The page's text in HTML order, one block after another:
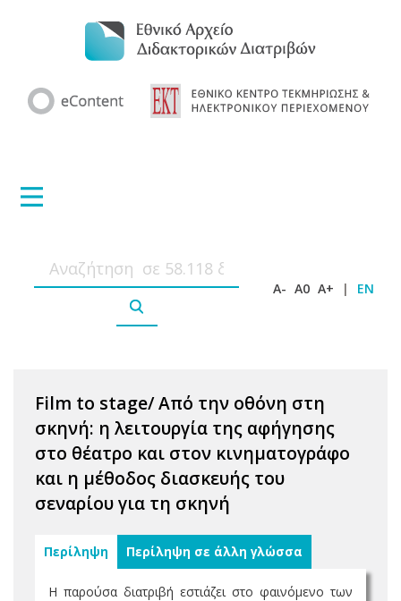
A- A0 A+ | EN
Film to stage/ Από την οθόνη στη
σκηνή: η λειτουργία της αφήγησης
στο θέατρο και στον κινηματογράφο
και η μέθοδος διασκευής του
σεναρίου για τη σκηνή
Περίληψη Περίληψη σε άλλη γλώσσα
Η παρούσα διατριβή εστιάζει στο φαινόμενο των